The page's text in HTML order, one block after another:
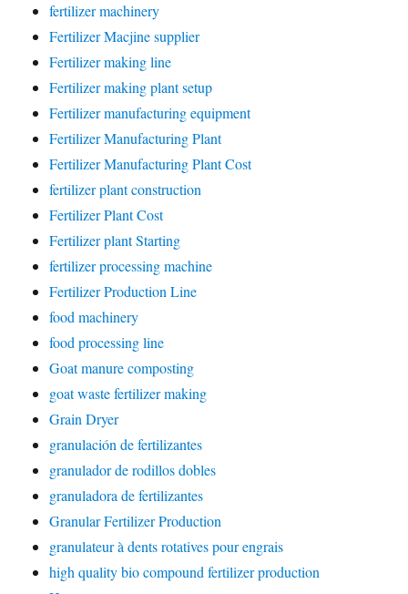
fertilizer machinery
Fertilizer Macjine supplier
Fertilizer making line
Fertilizer making plant setup
Fertilizer manufacturing equipment
Fertilizer Manufacturing Plant
Fertilizer Manufacturing Plant Cost
fertilizer plant construction
Fertilizer Plant Cost
Fertilizer plant Starting
fertilizer processing machine
Fertilizer Production Line
food machinery
food processing line
Goat manure composting
goat waste fertilizer making
Grain Dryer
granulación de fertilizantes
granulador de rodillos dobles
granuladora de fertilizantes
Granular Fertilizer Production
granulateur à dents rotatives pour engrais
high quality bio compound fertilizer production